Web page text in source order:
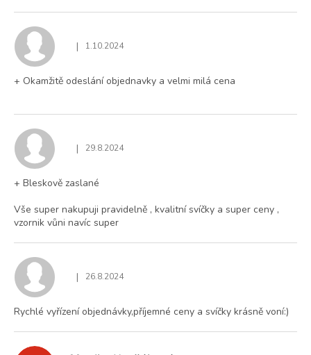
Hodnocení obchodu je 5 z 5 hvězdiček.
| 1.10.2024
+ Okamžitě odeslání objednavky a velmi milá cena
Hodnocení obchodu je 5 z 5 hvězdiček.
| 29.8.2024
+ Bleskově zaslané
Vše super nakupuji pravidelně , kvalitní svíčky a super ceny ,
vzornik vůni navíc super
Hodnocení obchodu je 5 z 5 hvězdiček.
| 26.8.2024
Rychlé vyřízení objednávky,příjemné ceny a svíčky krásně voní:)